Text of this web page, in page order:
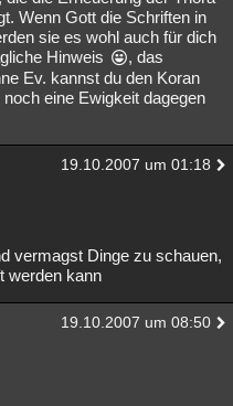
Wenn Gott die Schriften in
sie es wohl auch für dich
Hinweis
, das
Ev. kannst du den Koran
eine Ewigkeit dagegen
19.10.2007 um 01:18
vermagst Dinge zu schauen,
werden kann
19.10.2007 um 08:50